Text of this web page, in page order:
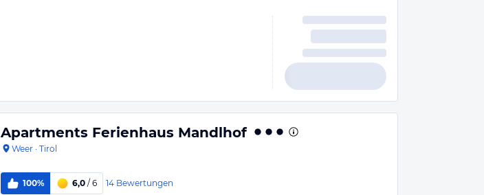
Apartments Ferienhaus Mandlhof
Weer · Tirol
100% 6,0 / 6 14 Bewertungen